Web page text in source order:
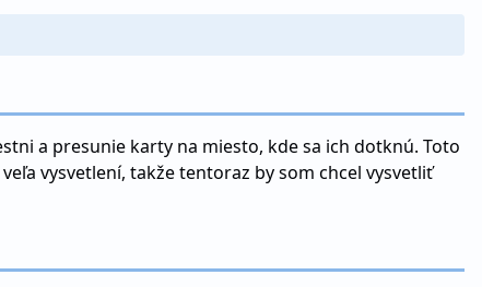
a presunie karty na miesto, kde sa ich dotknú. Toto
vysvetlení, takže tentoraz by som chcel vysvetliť